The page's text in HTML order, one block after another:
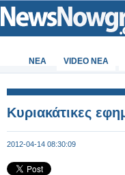
ΝΕΑ VIDEO NEA
Κυριακάτικες
2012-04-14 08:30:09